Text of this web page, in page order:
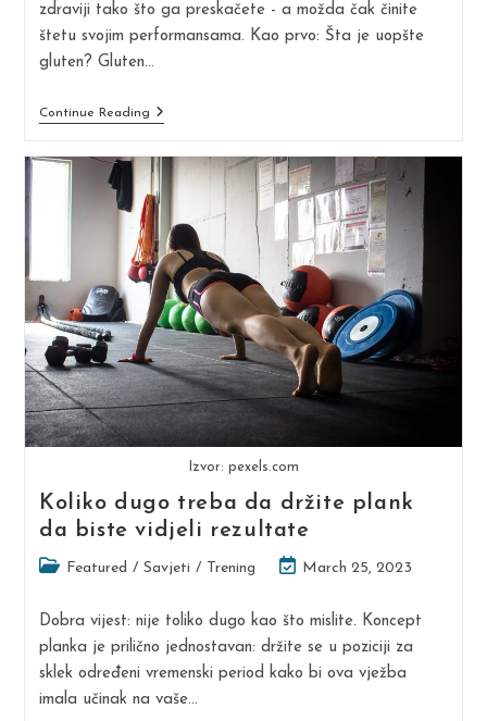
zdraviji tako što ga preskačete - a možda čak činite
štetu svojim performansama. Kao prvo: Šta je uopšte
gluten? Gluten…
Continue ReadingZašto
Izbjegavati
Gluten
(osim
Ako
Ne
Bolujete
Od
Celijakije)
Izvor: pexels.com
Koliko dugo treba da držite plank
da biste vidjeli rezultate
PostFeatured / Savjeti / Trening
Post
modified:
March 25, 2023
Dobra vijest: nije toliko dugo kao što mislite. Koncept
planka je prilično jednostavan: držite se u poziciji za
sklek određeni vremenski period kako bi ova vježba
imala učinak na vaše…